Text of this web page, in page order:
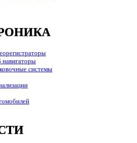
навигаторы
системы